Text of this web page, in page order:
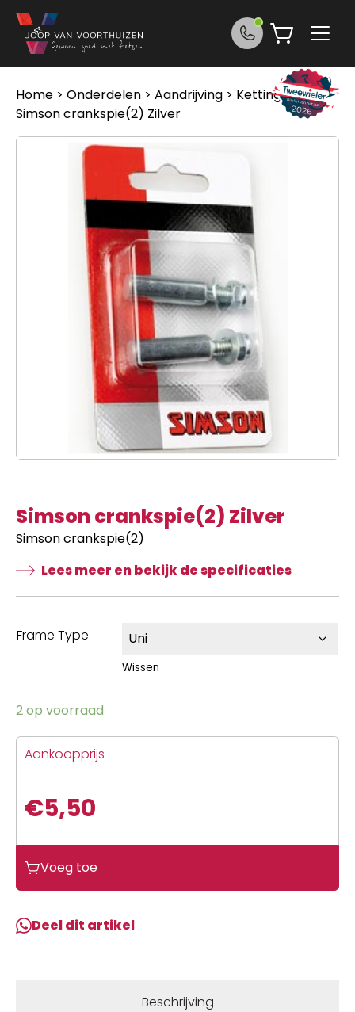
Ga naar de inhoud
Home > Onderdelen > Aandrijving > Kettingen>
Simson crankspie(2) Zilver
Simson crankspie(2) Zilver
Simson crankspie(2)
Lees meer en bekijk de specificaties
Frame Type
Wissen
2 op voorraad
Aankoopprijs
€5,50
Voeg toe
Deel dit artikel
Beschrijving